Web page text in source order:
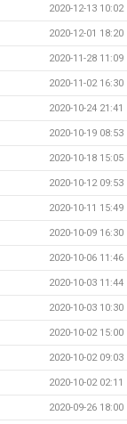
2020-12-13 10:02
2020-12-01 18:20
2020-11-28 11:09
2020-11-02 16:30
2020-10-24 21:41
2020-10-19 08:53
2020-10-18 15:05
2020-10-12 09:53
2020-10-11 15:49
2020-10-09 16:30
2020-10-06 11:46
2020-10-03 11:44
2020-10-03 10:30
2020-10-02 15:00
2020-10-02 09:03
2020-10-02 02:11
2020-09-26 18:00